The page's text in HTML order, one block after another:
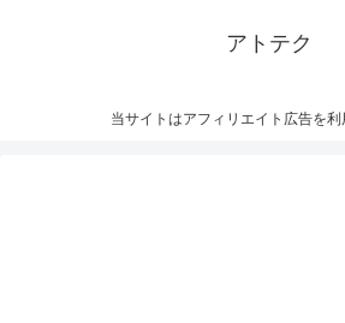
アトテク
当サイトはアフィリエイト広告を